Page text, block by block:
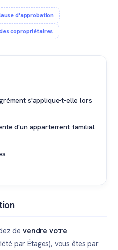
d'approbation
copropriétaires
s'applique-t-elle lors
d'un appartement familial
de vendre votre
par Étages), vous êtes par